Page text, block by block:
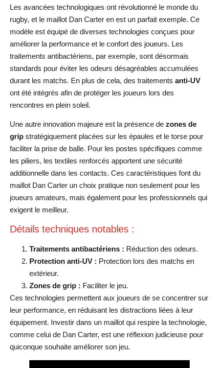
Les avancées technologiques ont révolutionné le monde du
rugby, et le maillot Dan Carter en est un parfait exemple. Ce
modèle est équipé de diverses technologies conçues pour
améliorer la performance et le confort des joueurs. Les
traitements antibactériens, par exemple, sont désormais
standards pour éviter les odeurs désagréables accumulées
durant les matchs. En plus de cela, des traitements anti-UV
ont été intégrés afin de protéger les joueurs lors des
rencontres en plein soleil.
Une autre innovation majeure est la présence de zones de
grip stratégiquement placées sur les épaules et le torse pour
faciliter la prise de balle. Pour les postes spécifiques comme
les piliers, les textiles renforcés apportent une sécurité
additionnelle dans les contacts. Ces caractéristiques font du
maillot Dan Carter un choix pratique non seulement pour les
joueurs amateurs, mais également pour les professionnels qui
exigent le meilleur.
Détails techniques notables :
Traitements antibactériens : Réduction des odeurs.
Protection anti-UV : Protection lors des matchs en
extérieur.
Zones de grip : Faciliter le jeu.
Ces technologies permettent aux joueurs de se concentrer sur
leur performance, en réduisant les distractions liées à leur
équipement. Investir dans un maillot qui respire la technologie,
comme celui de Dan Carter, est une réflexion judicieuse pour
quiconque souhaite améliorer son jeu.